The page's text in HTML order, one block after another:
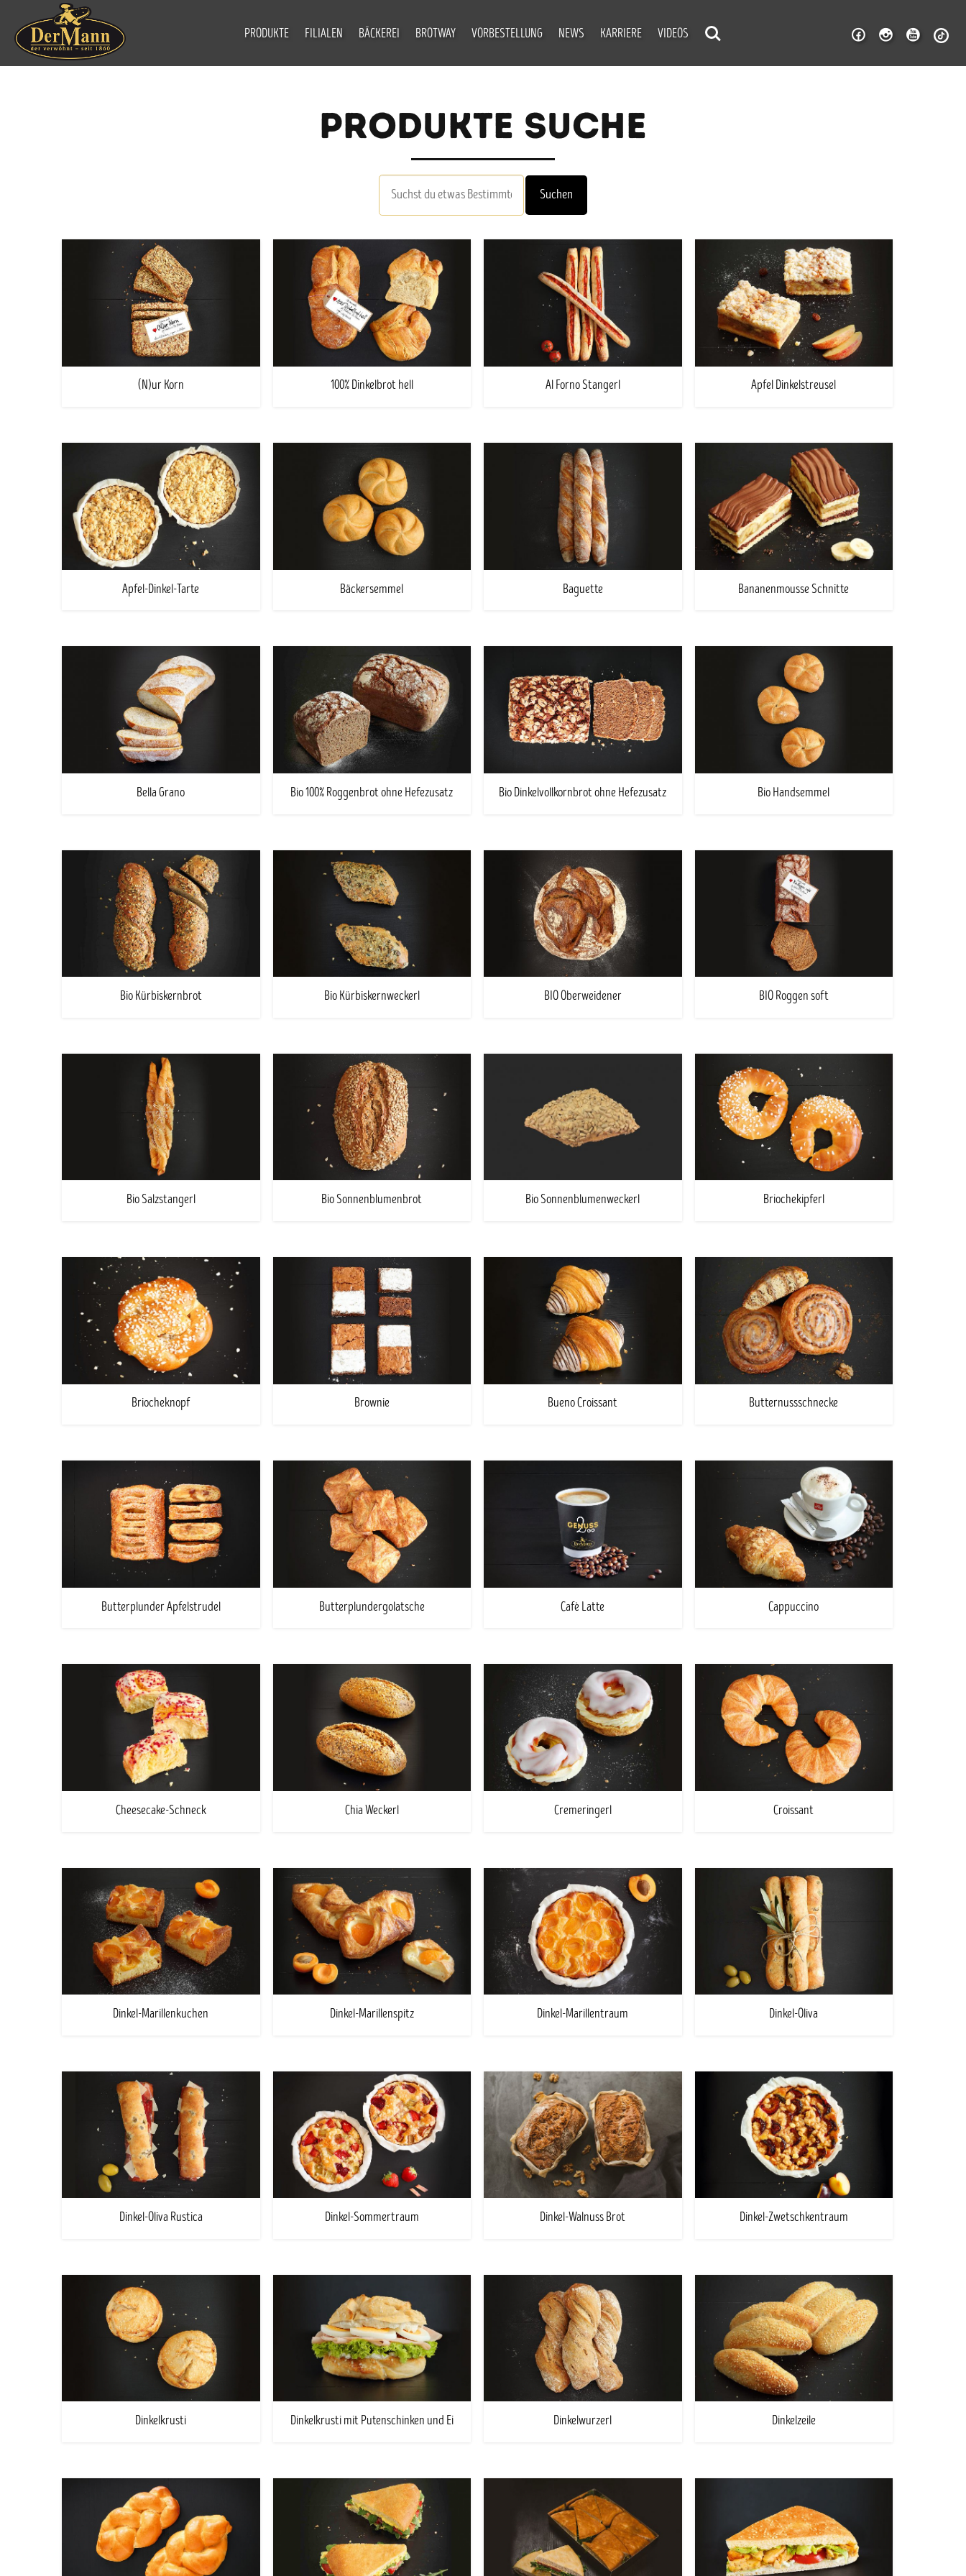
PRODUKTE FILIALEN BÄCKEREI BROTWAY VORBESTELLUNG NEWS KARRIERE VIDEOS
PRODUKTE SUCHE
(N)ur Korn 100% Dinkelbrot hell Al Forno Stangerl Apfel Dinkelstreusel
Apfel-Dinkel-Tarte Bäckersemmel Baguette Bananenmousse Schnitte
Bella Grano Bio 100% Roggenbrot ohne Hefezusatz Bio Dinkelvollkornbrot ohne Hefezusatz Bio Handsemmel
Bio Kürbiskernbrot Bio Kürbiskernweckerl BIO Oberweidener BIO Roggen soft
Bio Salzstangerl Bio Sonnenblumenbrot Bio Sonnenblumenweckerl Briochekipferl
Briocheknopf Brownie Bueno Croissant Butternussschnecke
Butterplunder Apfelstrudel Butterplundergolatsche Cafè Latte Cappuccino
Cheesecake-Schneck Chia Weckerl Cremeringerl Croissant
Dinkel-Marillenkuchen Dinkel-Marillenspitz Dinkel-Marillentraum Dinkel-Oliva
Dinkel-Oliva Rustica Dinkel-Sommertraum Dinkel-Walnuss Brot Dinkel-Zwetschkentraum
Dinkelkrusti Dinkelkrusti mit Putenschinken und Ei Dinkelwurzerl Dinkelzeile